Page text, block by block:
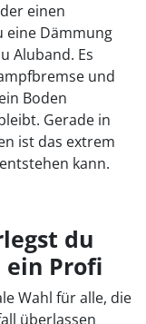
einen
eine Dämmung
Aluband. Es
und
Boden
Gerade in
ist das extrem
kann.
du
Profi
Wahl für alle, die
überlassen